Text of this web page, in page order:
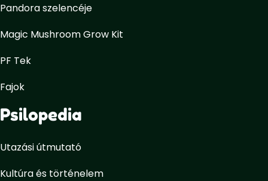
Pandora szelencéje
Magic Mushroom Grow Kit
PF Tek
Fajok
Psilopedia
Utazási útmutató
Kultúra és történelem